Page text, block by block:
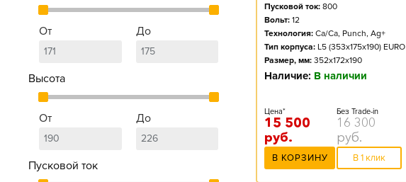
От До
Высота
От До
Пусковой ток
Пусковой ток: 800
Вольт: 12
Технология: Ca/Ca, Punch, Ag+
Тип корпуса: L5 (353x175x190) EURO
Размер, мм: 352x172x190
Наличие: В наличии
Цена*
15 500
руб.
Без Trade-in
16 300
руб.
В КОРЗИНУ В 1 клик